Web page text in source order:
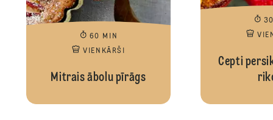
60 MIN
VIENKĀRŠI
Mitrais ābolu pīrāgs
Cepti